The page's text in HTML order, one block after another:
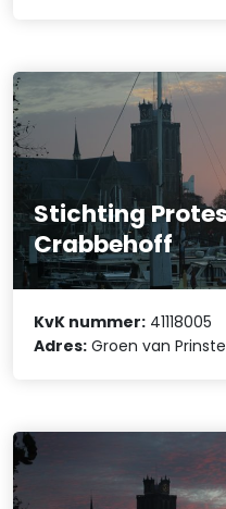
Stichting
Crabbehoff
KvK nummer: 41118005
Adres: Groen van